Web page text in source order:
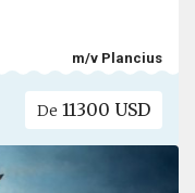
m/v Plancius
De 11300 USD